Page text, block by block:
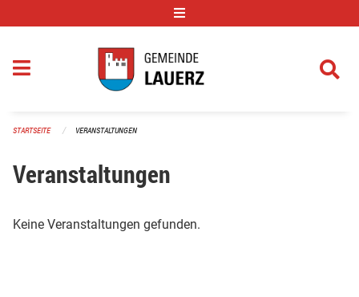
STARTSEITE VERANSTALTUNGEN
Veranstaltungen
Keine Veranstaltungen gefunden.